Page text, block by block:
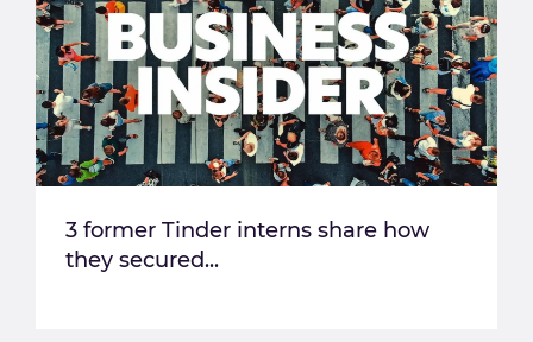
3 former Tinder interns share how
they secured...